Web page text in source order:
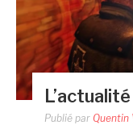
Publié par Quentin